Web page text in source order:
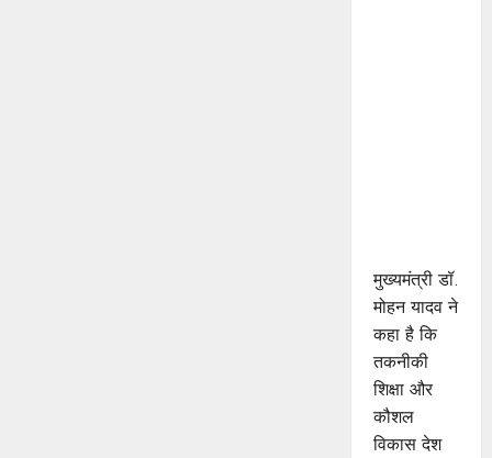
मुख्यमंत्री डॉ.
मोहन यादव ने
कहा है कि
तकनीकी
शिक्षा और
कौशल
विकास देश